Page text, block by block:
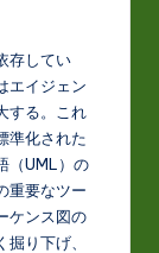
存してい
エイジェン
する。これ
準化された
（UML）の
重要なツー
ケンス図の
り下げ、